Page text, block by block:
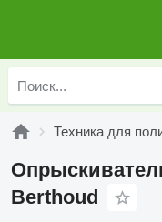
Техника для
Berthoud